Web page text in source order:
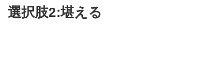
選択肢2:堪える